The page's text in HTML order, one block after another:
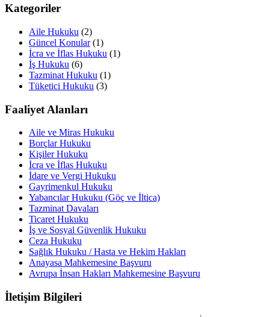
Kategoriler
Aile Hukuku (2)
Güncel Konular(1)
İcra ve İflas Hukuku (1)
İş Hukuku (6)
Tazminat Hukuku (1)
Tüketici Hukuku (3)
Faaliyet Alanları
Aile ve Miras Hukuku
Borçlar Hukuku
Kişiler Hukuku
İcra ve İflas Hukuku
İdare ve Vergi Hukuku
Gayrimenkul Hukuku
Yabancılar Hukuku (Göç ve İltica)
Tazminat Davaları
Ticaret Hukuku
İş ve Sosyal Güvenlik Hukuku
Ceza Hukuku
Sağlık Hukuku / Hasta ve Hekim Hakları
Anayasa Mahkemesine Başvuru
Avrupa İnsan Hakları Mahkemesine Başvuru
İletişim Bilgileri